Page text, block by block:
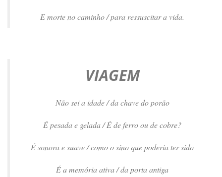
E morte no caminho / para ressuscitar a vida.
VIAGEM
Não sei a idade / da chave do porão
É pesada e gelada / É de ferro ou de cobre?
É sonora e suave / como o sino que poderia ter sido
É a memória ativa / da porta antiga